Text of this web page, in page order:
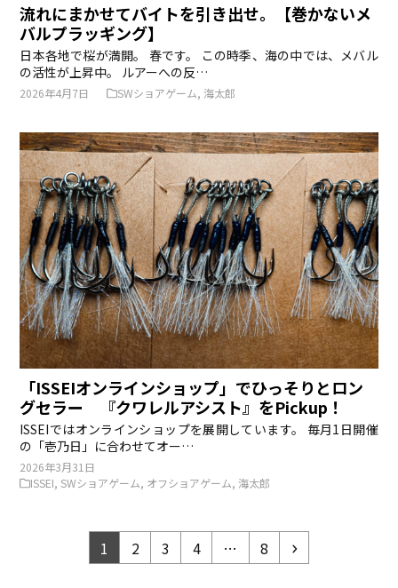
流れにまかせてバイトを引き出せ。【巻かないメ
バルプラッギング】
日本各地で桜が満開。 春です。 この時季、海の中では、メバル
の活性が上昇中。 ルアーへの反…
2026年4月7日 SWショアゲーム,海太郎
「ISSEIオンラインショップ」でひっそりとロン
グセラー 『クワレルアシスト』をPickup！
ISSEIではオンラインショップを展開しています。 毎月1日開催
の「壱乃日」に合わせてオー…
2026年3月31日
ISSEI,SWショアゲーム, オフショアゲーム,海太郎
ペ
ー
1 ペ
ー
2 ペ
ー
3 ペ
ー
4 … ペ
ー
8 次
へ